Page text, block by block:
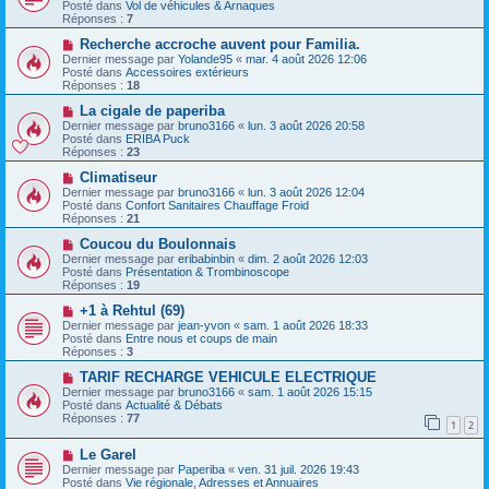
e
s
s
a
g
e
v
e
a
u
m
e
s
s
a
g
e
Posté dans Vol de véhicules & Arnaques
Réponses : 7
N
o
u
v
e
a
u
m
e
s
s
a
g
e
Recherche accroche auvent pour Familia.
Dernier message par Yolande95 « mar. 4 août 2026 12:06
Posté dans Accessoires extérieurs
Réponses : 18
N
o
u
v
e
a
m
e
s
s
a
g
e
La cigale de paperiba
Dernier message par bruno3166 « lun. 3 août 2026 20:58
Posté dans ERIBA Puck
Réponses : 23
N
o
u
v
e
a
m
e
s
g
e
Climatiseur
Dernier message par bruno3166 « lun. 3 août 2026 12:04
Posté dans Confort Sanitaires Chauffage Froid
Réponses : 21
N
o
u
v
e
m
e
s
s
g
e
Coucou du Boulonnais
Dernier message par eribabinbin « dim. 2 août 2026 12:03
Posté dans Présentation & Trombinoscope
Réponses : 19
N
o
u
v
e
a
m
e
s
s
a
g
e
+1 à Rehtul (69)
Dernier message par jean-yvon « sam. 1 août 2026 18:33
Posté dans Entre nous et coups de main
Réponses : 3
N
o
u
v
e
a
u
m
e
TARIF RECHARGE VEHICULE ELECTRIQUE
Dernier message par bruno3166 « sam. 1 août 2026 15:15
Posté dans Actualité & Débats
Réponses : 77 1 2
N
o
u
Le Garel
Dernier message par Paperiba « ven. 31 juil. 2026 19:43
Posté dans Vie régionale, Adresses et Annuaires